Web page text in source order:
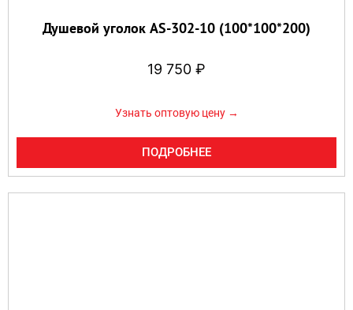
Душевой уголок AS-302-10 (100*100*200)
19 750 ₽
Узнать оптовую цену →
ПОДРОБНЕЕ